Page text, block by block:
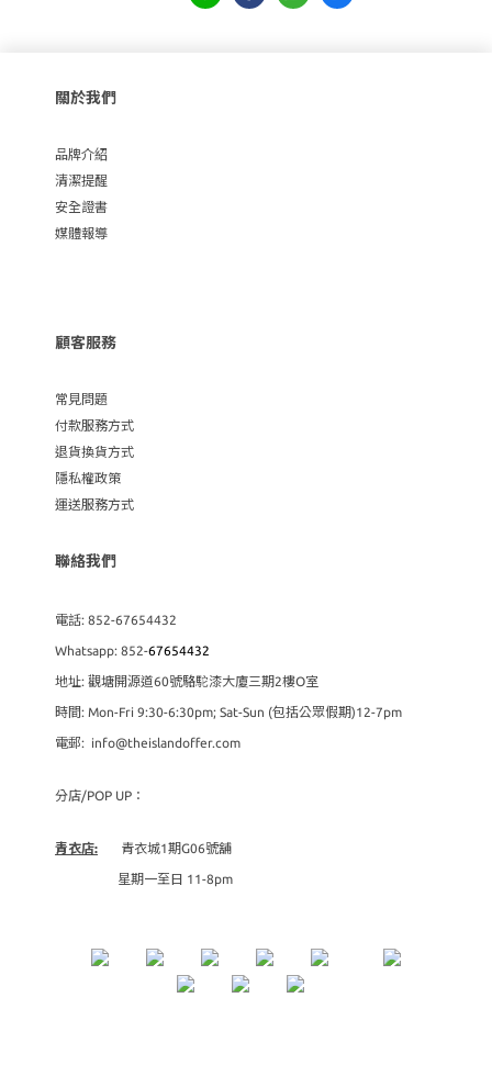
關於我們
品牌介紹
清潔提醒
安全證書
媒體報導
顧客服務
常見問題
付款服務方式
退貨換貨方式
隱私權政策
運送服務方式
聯絡我們
電話: 852-67654432
Whatsapp: 852-67654432
地址: 觀塘開源道60號駱駝漆大廈三期2樓O室
時間: Mon-Fri 9:30-6:30pm; Sat-Sun (包括公眾假期)12-7pm
電郵: info@theislandoffer.com
分店/POP UP：
青衣店: 青衣城1期G06號舖
星期一至日 11-8pm